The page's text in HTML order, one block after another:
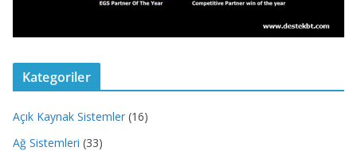
Kategoriler
Açık Kaynak Sistemler (16)
Ağ Sistemleri (33)